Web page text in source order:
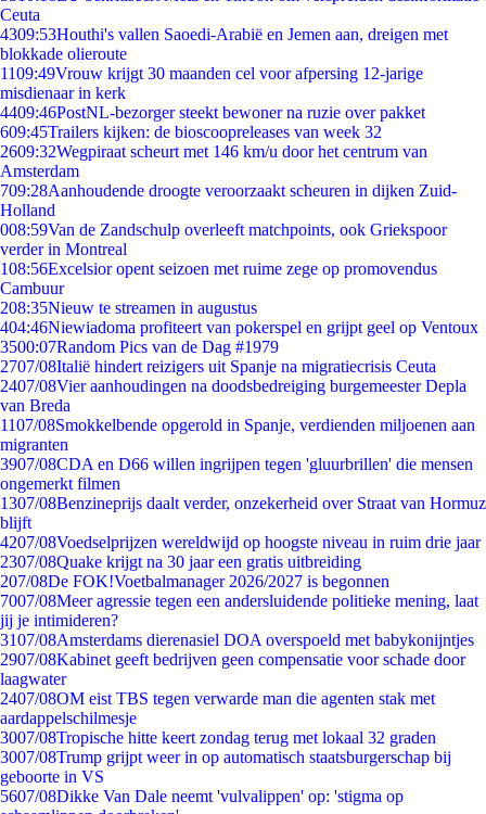
Ceuta
4309:53Houthi's vallen Saoedi-Arabië en Jemen aan, dreigen met
blokkade olieroute
1109:49Vrouw krijgt 30 maanden cel voor afpersing 12-jarige
misdienaar in kerk
4409:46PostNL-bezorger steekt bewoner na ruzie over pakket
609:45Trailers kijken: de bioscoopreleases van week 32
2609:32Wegpiraat scheurt met 146 km/u door het centrum van
Amsterdam
709:28Aanhoudende droogte veroorzaakt scheuren in dijken Zuid-
Holland
008:59Van de Zandschulp overleeft matchpoints, ook Griekspoor
verder in Montreal
108:56Excelsior opent seizoen met ruime zege op promovendus
Cambuur
208:35Nieuw te streamen in augustus
404:46Niewiadoma profiteert van pokerspel en grijpt geel op Ventoux
3500:07Random Pics van de Dag #1979
2707/08Italië hindert reizigers uit Spanje na migratiecrisis Ceuta
2407/08Vier aanhoudingen na doodsbedreiging burgemeester Depla
van Breda
1107/08Smokkelbende opgerold in Spanje, verdienden miljoenen aan
migranten
3907/08CDA en D66 willen ingrijpen tegen 'gluurbrillen' die mensen
ongemerkt filmen
1307/08Benzineprijs daalt verder, onzekerheid over Straat van Hormuz
blijft
4207/08Voedselprijzen wereldwijd op hoogste niveau in ruim drie jaar
2307/08Quake krijgt na 30 jaar een gratis uitbreiding
207/08De FOK!Voetbalmanager 2026/2027 is begonnen
7007/08Meer agressie tegen een andersluidende politieke mening, laat
jij je intimideren?
3107/08Amsterdams dierenasiel DOA overspoeld met babykonijntjes
2907/08Kabinet geeft bedrijven geen compensatie voor schade door
laagwater
2407/08OM eist TBS tegen verwarde man die agenten stak met
aardappelschilmesje
3007/08Tropische hitte keert zondag terug met lokaal 32 graden
3007/08Trump grijpt weer in op automatisch staatsburgerschap bij
geboorte in VS
5607/08Dikke Van Dale neemt 'vulvalippen' op: 'stigma op